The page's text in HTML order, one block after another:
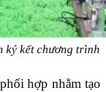
ký kết chương trình
hợp nhằm tạo